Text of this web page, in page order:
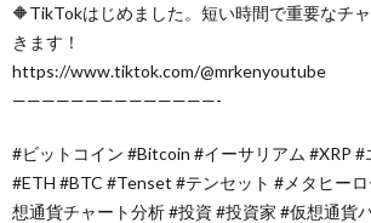
🔶TikTokはじめました。短い時間で重要なチ
きます！
https://www.tiktok.com/@mrkenyoutube
——————————————-
#ビットコイン​ #Bitcoin #イーサリアム #XRP​ #
#ETH #BTC #Tenset #テンセット #メタヒー
想通貨チャート分析 #投資 #投資家 #仮想通貨